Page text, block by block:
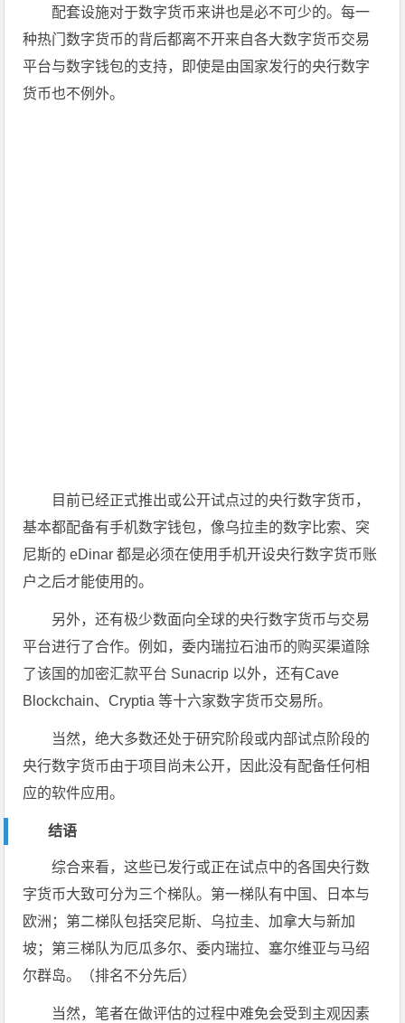
配套设施对于数字货币来讲也是必不可少的。每一
种热门数字货币的背后都离不开来自各大数字货币交易
平台与数字钱包的支持，即使是由国家发行的央行数字
货币也不例外。
目前已经正式推出或公开试点过的央行数字货币，
基本都配备有手机数字钱包，像乌拉圭的数字比索、突
尼斯的 eDinar 都是必须在使用手机开设央行数字货币账
户之后才能使用的。
另外，还有极少数面向全球的央行数字货币与交易
平台进行了合作。例如，委内瑞拉石油币的购买渠道除
了该国的加密汇款平台 Sunacrip 以外，还有Cave
Blockchain、Cryptia 等十六家数字货币交易所。
当然，绝大多数还处于研究阶段或内部试点阶段的
央行数字货币由于项目尚未公开，因此没有配备任何相
应的软件应用。
结语
综合来看，这些已发行或正在试点中的各国央行数
字货币大致可分为三个梯队。第一梯队有中国、日本与
欧洲；第二梯队包括突尼斯、乌拉圭、加拿大与新加
坡；第三梯队为厄瓜多尔、委内瑞拉、塞尔维亚与马绍
尔群岛。（排名不分先后）
当然，笔者在做评估的过程中难免会受到主观因素